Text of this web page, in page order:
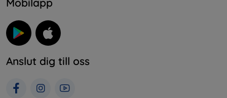
Mobilapp
Anslut dig till oss